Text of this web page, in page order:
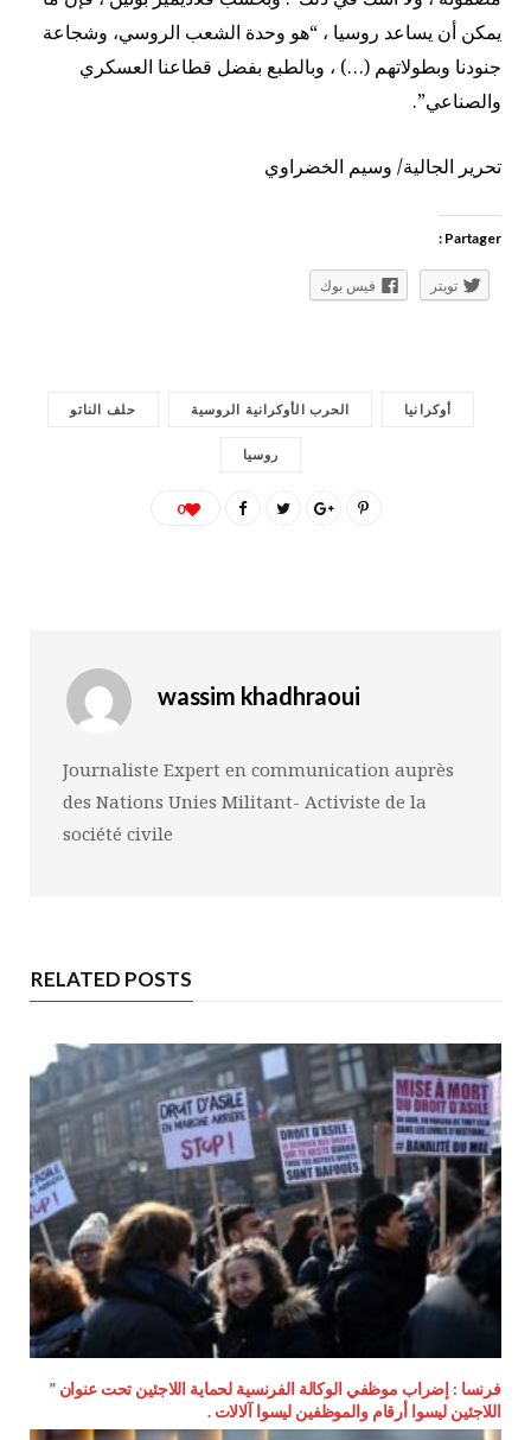
يمكن أن يساعد روسيا ، “هو وحدة الشعب الروسي، وشجاعة
جنودنا وبطولاتهم (…) ، وبالطبع بفضل قطاعنا العسكري
والصناعي”.
تحرير الجالية/ وسيم الخضراوي
Partager :
تويتر فيس بوك
أوكرانيا الحرب الأوكرانية الروسية حلف الناتو
روسيا
0
wassim khadhraoui
Journaliste Expert en communication auprès
des Nations Unies Militant- Activiste de la
société civile
RELATED POSTS
فرنسا : إضراب موظفي الوكالة الفرنسية لحماية اللاجئين تحت عنوان ”
اللاجئين ليسوا أرقام والموظفين ليسوا آلالات .